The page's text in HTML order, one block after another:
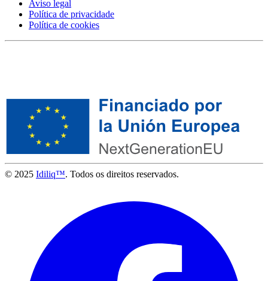
Aviso legal
Política de privacidade
Política de cookies
© 2025 Idiliq™. Todos os direitos reservados.